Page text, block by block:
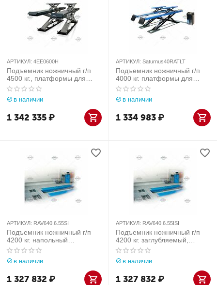
АРТИКУЛ: 4EE0600H
Подъемник ножничный г/п
4500 кг., платформы для
сход-развала. Velyen
(Испания) арт. 4EE0600H
в наличии
1 342 335₽
АРТИКУЛ: Saturnus40RATLT
Подъемник ножничный г/п
4000 кг. платформы для
сход-развала с подъем.
второго уровня Werther-OMA
(Италия) арт.
в наличии
1 334 983₽
АРТИКУЛ: RAV640.6.55SI
Подъемник ножничный г/п
4200 кг. напольный
платформы гладкие с
подъем. второго уровня, с
люфт-детектором Ravaglioli
(Италия) арт. RAV640.6.55SI
в наличии
1 327 832 ₽
АРТИКУЛ: RAV640.6.55ISI
Подъемник ножничный г/п
4200 кг. заглубляемый,
платформы гладкие с
подъем. второго уровня, с
люфт-детектором Ravaglioli
(Италия) арт. RAV640.6.55ISI
в наличии
1 327 832 ₽